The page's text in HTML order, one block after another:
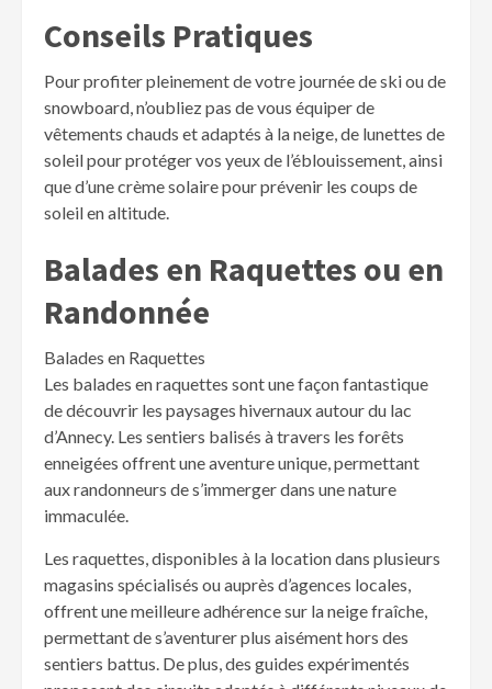
Conseils Pratiques
Pour profiter pleinement de votre journée de ski ou de
snowboard, n’oubliez pas de vous équiper de
vêtements chauds et adaptés à la neige, de lunettes de
soleil pour protéger vos yeux de l’éblouissement, ainsi
que d’une crème solaire pour prévenir les coups de
soleil en altitude.
Balades en Raquettes ou en
Randonnée
Balades en Raquettes
Les balades en raquettes sont une façon fantastique
de découvrir les paysages hivernaux autour du lac
d’Annecy. Les sentiers balisés à travers les forêts
enneigées offrent une aventure unique, permettant
aux randonneurs de s’immerger dans une nature
immaculée.
Les raquettes, disponibles à la location dans plusieurs
magasins spécialisés ou auprès d’agences locales,
offrent une meilleure adhérence sur la neige fraîche,
permettant de s’aventurer plus aisément hors des
sentiers battus. De plus, des guides expérimentés